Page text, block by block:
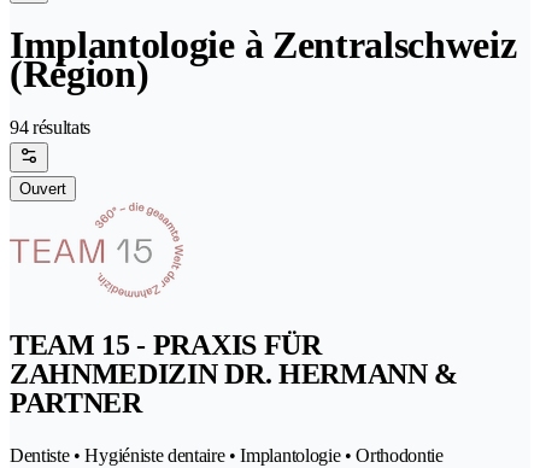
Implantologie à Zentralschweiz
(Région)
94 résultats
Ouvert
TEAM 15 - PRAXIS FÜR
ZAHNMEDIZIN DR. HERMANN &
PARTNER
Dentiste • Hygiéniste dentaire • Implantologie • Orthodontie